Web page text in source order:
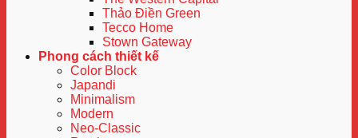
Thảo Điền Green
Tecco Home
Stown Gateway
Phong cách thiết kế
Color Block
Japandi
Minimalism
Modern
Neo-Classic